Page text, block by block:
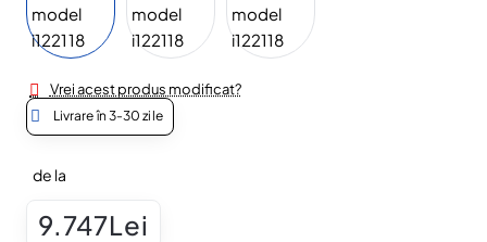
Vrei acest produs modificat?
Livrare în 3-30 zile
de la
9.747Lei